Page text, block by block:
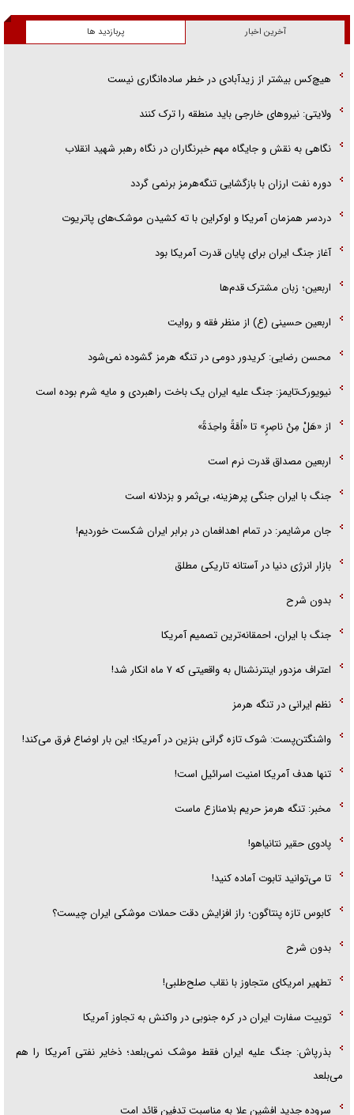
آخرین اخبار پربازدید ها
هیچ‌کس بیشتر از زیدآبادی در خطر ساده‌انگاری نیست
ولایتی: نیرو‌های خارجی باید منطقه را ترک کنند
نگاهی به نقش و جایگاه مهم خبرنگاران در نگاه رهبر شهید انقلاب
دوره نفت ارزان با بازگشایی تنگه‌هرمز برنمی گردد
دردسر همزمان آمریکا و اوکراین با ته کشیدن موشک‌های پاتریوت
آغاز جنگ ایران برای پایان قدرت آمریکا بود
اربعین؛ زبان مشترک قدم‌ها
اربعین حسینی (ع) از منظر فقه و روایت
محسن رضایی: کریدور دومی در تنگه هرمز گشوده نمی‌شود
نیویورک‌تایمز: جنگ علیه ایران یک باخت راهبردی و مایه شرم بوده است
از «هَلْ مِنْ ناصِرٍ» تا «اُمَّةً واحِدَةً»
اربعین مصداق قدرت نرم است
جنگ با ایران جنگی پرهزینه، بی‌ثمر و بزدلانه است
جان مرشایمر: در تمام اهدافمان در برابر ایران شکست خوردیم!
بازار انرژی دنیا در آستانه تاریکی مطلق
بدون شرح
جنگ با ایران، احمقانه‌ترین تصمیم آمریکا
اعتراف مزدور اینترنشنال به واقعیتی که ۷ ماه انکار شد!
نظم ایرانی در تنگه هرمز
واشنگتن‌پست: شوک تازه گرانی بنزین در آمریکا؛ این بار اوضاع فرق می‌کند!
تنها هدف آمریکا امنیت اسرائیل است!
مخبر: تنگه هرمز حریم بلامنازع ماست
پادوی حقیر نتانیاهو!
تا می‌توانید تابوت آماده کنید!
کابوس تازه پنتاگون؛ راز افزایش دقت حملات موشکی ایران چیست؟
بدون شرح
تطهیر امریکای متجاوز با نقاب صلح‌طلبی!
توییت سفارت ایران در کره جنوبی در واکنش به تجاوز آمریکا
بذرپاش: ‏جنگ علیه ایران فقط موشک نمی‌بلعد؛ ذخایر نفتی آمریکا را هم
می‌بلعد
سروده جدید افشین علا به مناسبت تدفین قائد امت